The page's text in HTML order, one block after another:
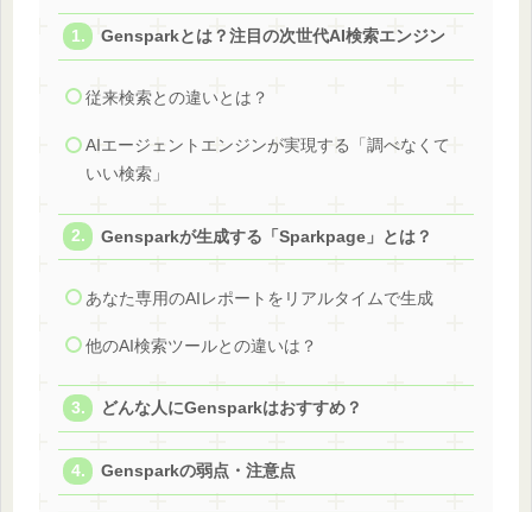
Gensparkとは？注目の次世代AI検索エンジン
従来検索との違いとは？
AIエージェントエンジンが実現する「調べなくて
いい検索」
Gensparkが生成する「Sparkpage」とは？
あなた専用のAIレポートをリアルタイムで生成
他のAI検索ツールとの違いは？
どんな人にGensparkはおすすめ？
Gensparkの弱点・注意点